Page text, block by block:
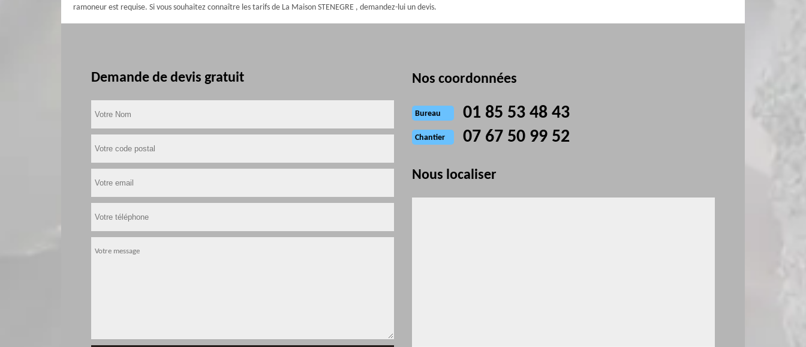
ramoneur est requise. Si vous souhaitez connaître les tarifs de La Maison STENEGRE , demandez-lui un devis.
Demande de devis gratuit Nos coordonnées
Bureau 01 85 53 48 43
Chantier 07 67 50 99 52
Nous localiser